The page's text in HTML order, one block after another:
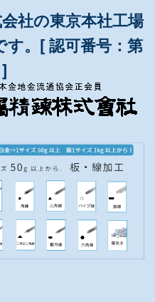
社の東京本社工場
す。[ 認可番号：第
]